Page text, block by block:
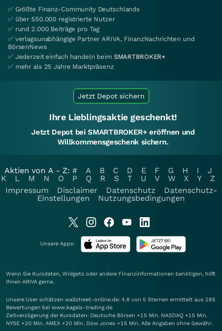
✅ Größte Finanz-Community Deutschlands
✅ über 550.000 registrierte Nutzer
✅ rund 2.000 Beiträge pro Tag
✅ verlagsunabhängige Partner ARIVA, FinanzNachrichten und
BörsenNews
✅ Jederzeit einfach handeln beim SMARTBROKER+
✅ mehr als 25 Jahre Marktpräsenz
Jetzt Depot sichern
Ihre Lieblingsaktie geschenkt!
Jetzt Depot bei SMARTBROKER+ eröffnen und
Willkommensgeschenk sichern.
Aktien von A - Z: # A B C D E F G H I
J
K
L M N O P Q R S T U V W X Y
Z
Impressum
Disclaimer Datenschutz
Datenschutz-
Einstellungen
Nutzungsbedingungen
Unsere Apps:
Wenn Sie Kursdaten, Widgets oder andere Finanzinformationen benötigen, hilft
Ihnen ARIVA gerne.
Unsere User schätzen wallstreet-online.de: 4.8 von 5 Sternen ermittelt aus 285
Bewertungen bei www.kagels-trading.de
Zeitverzögerung der Kursdaten: Deutsche Börsen +15 Min. NASDAQ +15 Min.
NYSE +20 Min. AMEX +20 Min. Dow Jones +15 Min. Alle Angaben ohne Gewähr.